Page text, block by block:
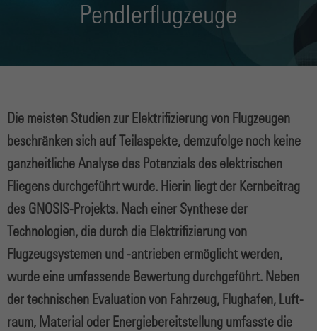
Pendlerflugzeuge
Die meisten Studien zur Elektrifizierung von Flugzeugen
beschränken sich auf Teilaspekte, demzufolge noch keine
ganzheitliche Analyse des Potenzials des elektrischen
Fliegens durchgeführt wurde. Hierin liegt der Kernbeitrag
des GNOSIS-Projekts. Nach einer Synthese der
Technologien, die durch die Elektrifizierung von
Flugzeugsystemen und -antrieben ermöglicht werden,
wurde eine umfassende Bewertung durchgeführt. Neben
der technischen Evaluation von Fahrzeug, Flughafen, Luft-
raum, Material oder Energiebereitstellung umfasste die